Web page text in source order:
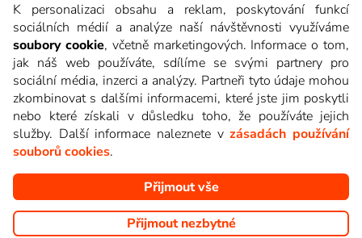
Copyright © goNET s.r.o. Na tomto webu jsou zobrazovány
obrázky z pořadů TV stanic, které můžete sledovat v Lepší.TV.
K personalizaci obsahu a reklam, poskytování funkcí
sociálních médií a analýze naší návštěvnosti využíváme
soubory cookie, včetně marketingových. Informace o tom,
jak náš web používáte, sdílíme se svými partnery pro
sociální média, inzerci a analýzy. Partneři tyto údaje mohou
zkombinovat s dalšími informacemi, které jste jim poskytli
nebo které získali v důsledku toho, že používáte jejich
služby. Další informace naleznete vzásadách používání
souborů cookies.
Přijmout vše
Přijmout nezbytné